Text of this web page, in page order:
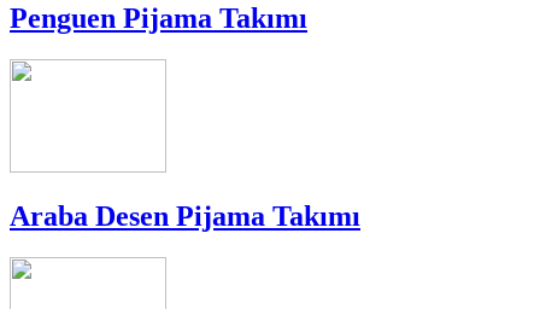
Penguen Pijama Takımı
Araba Desen Pijama Takımı